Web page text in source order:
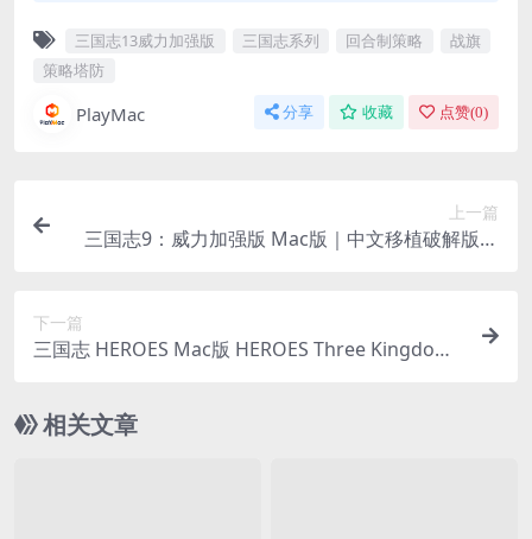
三国志13威力加强版 三国志系列 回合制策略
战旗
策略塔防
PlayMac 分享 收藏 点赞(0)
上一篇
三国志9：威力加强版 Mac版｜中文移植破解版｜
下一篇
三国志 HEROES Mac版 HEROES Three Kingdoms
历史为背景的策略卡牌游戏
相关文章